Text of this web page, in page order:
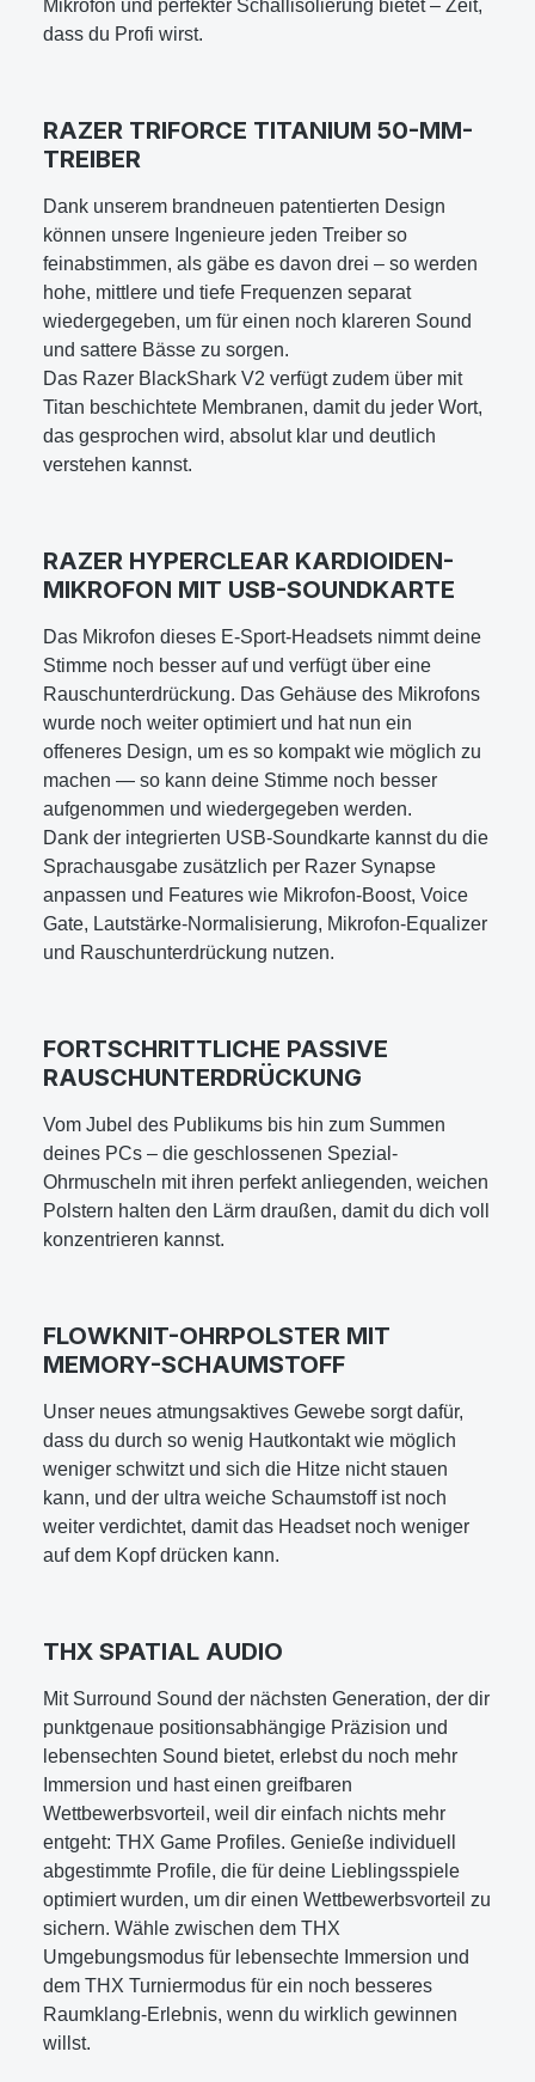
Mikrofon und perfekter Schallisolierung bietet – Zeit,
dass du Profi wirst.
RAZER TRIFORCE TITANIUM 50-MM-
TREIBER
Dank unserem brandneuen patentierten Design
können unsere Ingenieure jeden Treiber so
feinabstimmen, als gäbe es davon drei – so werden
hohe, mittlere und tiefe Frequenzen separat
wiedergegeben, um für einen noch klareren Sound
und sattere Bässe zu sorgen.
Das Razer BlackShark V2 verfügt zudem über mit
Titan beschichtete Membranen, damit du jeder Wort,
das gesprochen wird, absolut klar und deutlich
verstehen kannst.
RAZER HYPERCLEAR KARDIOIDEN-
MIKROFON MIT USB-SOUNDKARTE
Das Mikrofon dieses E-Sport-Headsets nimmt deine
Stimme noch besser auf und verfügt über eine
Rauschunterdrückung. Das Gehäuse des Mikrofons
wurde noch weiter optimiert und hat nun ein
offeneres Design, um es so kompakt wie möglich zu
machen — so kann deine Stimme noch besser
aufgenommen und wiedergegeben werden.
Dank der integrierten USB-Soundkarte kannst du die
Sprachausgabe zusätzlich per Razer Synapse
anpassen und Features wie Mikrofon-Boost, Voice
Gate, Lautstärke-Normalisierung, Mikrofon-Equalizer
und Rauschunterdrückung nutzen.
FORTSCHRITTLICHE PASSIVE
RAUSCHUNTERDRÜCKUNG
Vom Jubel des Publikums bis hin zum Summen
deines PCs – die geschlossenen Spezial-
Ohrmuscheln mit ihren perfekt anliegenden, weichen
Polstern halten den Lärm draußen, damit du dich voll
konzentrieren kannst.
FLOWKNIT-OHRPOLSTER MIT
MEMORY-SCHAUMSTOFF
Unser neues atmungsaktives Gewebe sorgt dafür,
dass du durch so wenig Hautkontakt wie möglich
weniger schwitzt und sich die Hitze nicht stauen
kann, und der ultra weiche Schaumstoff ist noch
weiter verdichtet, damit das Headset noch weniger
auf dem Kopf drücken kann.
THX SPATIAL AUDIO
Mit Surround Sound der nächsten Generation, der dir
punktgenaue positionsabhängige Präzision und
lebensechten Sound bietet, erlebst du noch mehr
Immersion und hast einen greifbaren
Wettbewerbsvorteil, weil dir einfach nichts mehr
entgeht: THX Game Profiles. Genieße individuell
abgestimmte Profile, die für deine Lieblingsspiele
optimiert wurden, um dir einen Wettbewerbsvorteil zu
sichern. Wähle zwischen dem THX
Umgebungsmodus für lebensechte Immersion und
dem THX Turniermodus für ein noch besseres
Raumklang-Erlebnis, wenn du wirklich gewinnen
willst.